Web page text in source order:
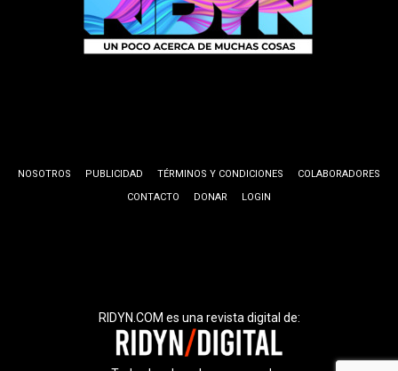
NOSOTROS PUBLICIDAD TÉRMINOS Y CONDICIONES
COLABORADORES
CONTACTO
DONAR LOGIN
RIDYN.COM es una revista digital de: